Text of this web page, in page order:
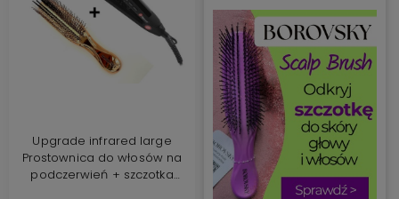
Upgrade infrared large
Prostownica do włosów na
podczerwień + szczotka